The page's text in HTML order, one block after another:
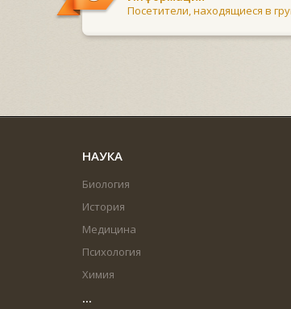
Посетители, находящиеся в
НАУКА
Биология
История
Медицина
Психология
Химия
...